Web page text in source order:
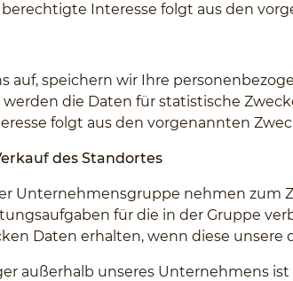
berechtigte Interesse folgt aus den
auf, speichern wir Ihre
die Daten für statistische
folgt aus den vorgenannten
des Standortes
Unternehmensgruppe nehmen zum
für die in der Gruppe
Daten erhalten, wenn diese
außerhalb unseres Unternehmens